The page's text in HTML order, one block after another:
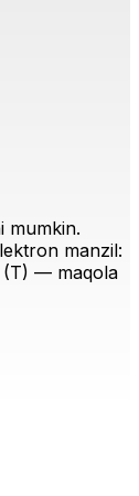
mumkin.
manzil:
(T) — maqola